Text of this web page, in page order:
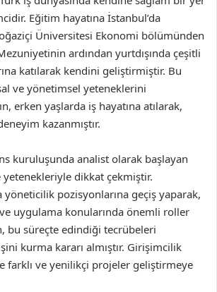
Eğitim hayatına İstanbul’da
Üniversitesi Ekonomi bölümünden
ardından yurtdışında çeşitli
katılarak kendini geliştirmiştir. Bu
ve yönetimsel yeteneklerini
erken yaşlarda iş hayatına atılarak,
kazanmıştır.
kuruluşunda analist olarak başlayan
yetenekleriyle dikkat çekmiştir.
pozisyonlarına geçiş yaparak,
uygulama konularında önemli roller
bu süreçte edindiği tecrübeleri
kurma kararı almıştır. Girişimcilik
farklı ve yenilikçi projeler geliştirmeye